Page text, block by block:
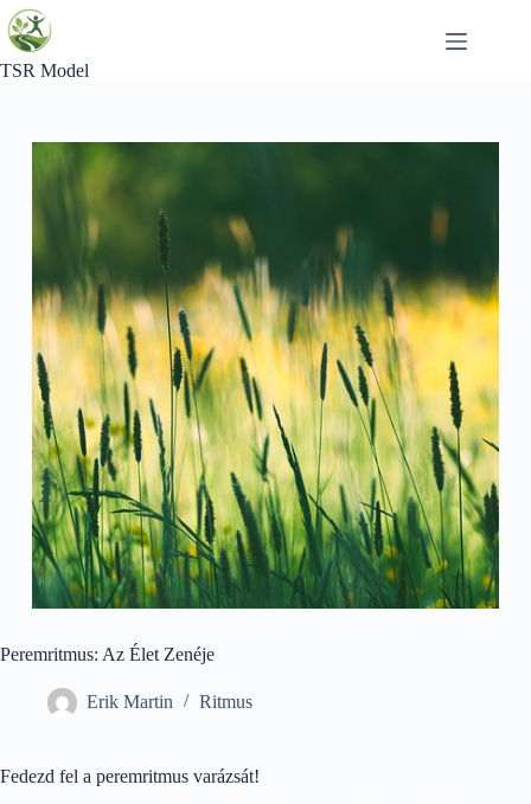
Skip
to
content
TSR Model
Peremritmus: Az Élet Zenéje
Erik Martin Ritmus
Fedezd fel a peremritmus varázsát!